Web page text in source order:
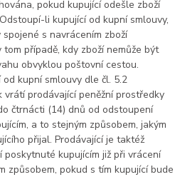
pokud kupující odešle zboží
li kupující od kupní smlouvy,
s navrácením zboží
případě, kdy zboží nemůže být
obvyklou poštovní cestou.
kupní smlouvy dle čl. 5.2
vrátí prodávající peněžní prostředky
čtrnácti (14) dnů od odstoupení
a to stejným způsobem, jakým
přijal. Prodávající je taktéž
kupujícím již při vrácení
způsobem, pokud s tím kupující bude